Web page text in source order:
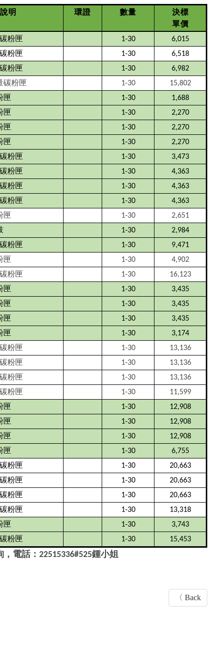
明 環證 數量
決標
單價
粉匣 1-30 6,015
粉匣 1-30 6,518
粉匣 1-30 6,982
碳粉匣 1-30 15,802
匣 1-30 1,688
匣 1-30 2,270
匣 1-30 2,270
匣 1-30 2,270
粉匣 1-30 3,473
粉匣 1-30 4,363
粉匣 1-30 4,363
粉匣 1-30 4,363
匣 1-30 2,651
1-30 2,984
粉匣 1-30 9,471
匣 1-30 4,902
粉匣 1-30 16,123
匣 1-30 3,435
匣 1-30 3,435
匣 1-30 3,435
匣 1-30 3,174
粉匣 1-30 13,136
粉匣 1-30 13,136
粉匣 1-30 13,136
粉匣 1-30 11,599
匣 1-30 12,908
匣 1-30 12,908
匣 1-30 12,908
匣 1-30 6,755
粉匣 1-30 20,663
粉匣 1-30 20,663
粉匣 1-30 20,663
粉匣 1-30 13,318
匣 1-30 3,743
粉匣 1-30 15,453
電話： 22515336#525鍾小姐
〈 Back